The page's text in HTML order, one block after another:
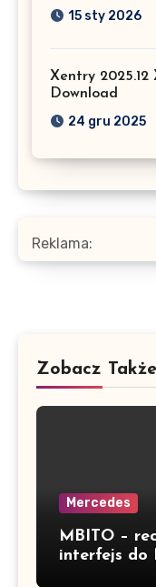
15 sty 2026
Xentry 2025.12
Download
24 gru 2025
Reklama:
Zobacz
Mercedes
MBITO –
interfejs do